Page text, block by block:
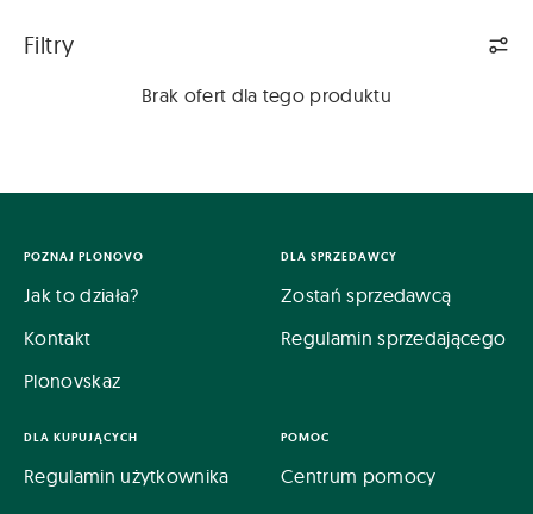
Filtry
Brak ofert dla tego produktu
POZNAJ PLONOVO
Jak to działa?
Kontakt
Plonovskaz
DLA SPRZEDAWCY
Zostań sprzedawcą
Regulamin sprzedającego
DLA KUPUJĄCYCH
Regulamin użytkownika
POMOC
Centrum pomocy